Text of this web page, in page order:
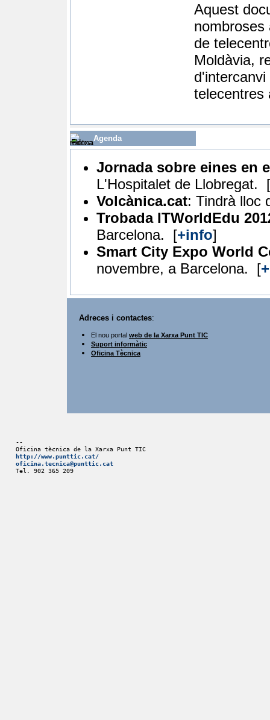
Aquest
de
Moldàvia,
telecentres
Agenda
Jornada sobre eines en
L'Hospitalet de Llobregat.
[
Volcànica.cat: Tindrà lloc
Trobada ITWorldEdu
Barcelona.
[+info]
Smart City Expo World
novembre, a Barcelona.
[
Adreces i contactes:
El nou portal web de la Xarxa Punt TIC
Suport informàtic
Oficina Tècnica
--
Oficina tècnica de la Xarxa Punt TIC
http://www.punttic.cat/
oficina.tecnica@punttic.cat
Tel. 902 365 209